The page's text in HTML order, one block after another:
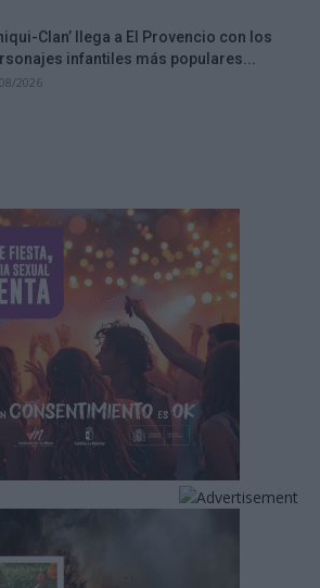
Clan’ llega a El Provencio con los
infantiles más populares...
2026